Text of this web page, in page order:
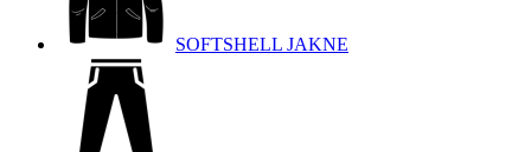
SOFTSHELL JAKNE